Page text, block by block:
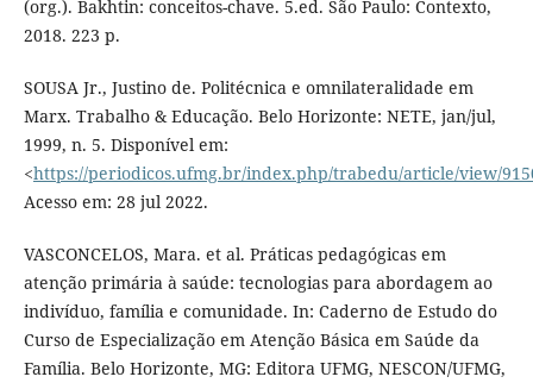
(org.). Bakhtin: conceitos-chave. 5.ed. São Paulo: Contexto,
2018. 223 p.
SOUSA Jr., Justino de. Politécnica e omnilateralidade em
Marx. Trabalho & Educação. Belo Horizonte: NETE, jan/jul,
1999, n. 5. Disponível em:
<https://periodicos.ufmg.br/index.php/trabedu/article/view/
Acesso em: 28 jul 2022.
VASCONCELOS, Mara. et al. Práticas pedagógicas em
atenção primária à saúde: tecnologias para abordagem ao
indivíduo, família e comunidade. In: Caderno de Estudo do
Curso de Especialização em Atenção Básica em Saúde da
Família. Belo Horizonte, MG: Editora UFMG, NESCON/UFMG,